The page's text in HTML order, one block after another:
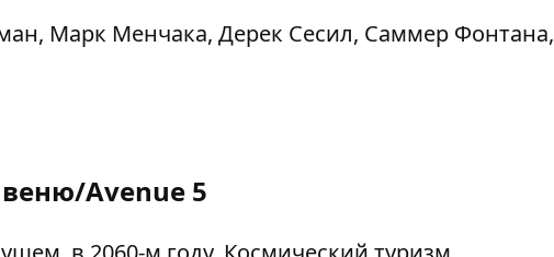
Марк Менчака, Дерек Сесил, Саммер Фонтана,
Avenue 5